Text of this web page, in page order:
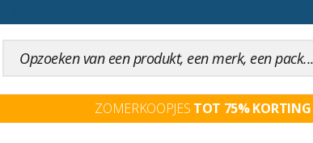
ZOMERKOOPJES TOT 75% KORTING